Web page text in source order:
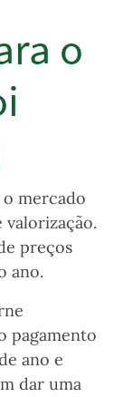
o
o mercado
valorização.
preços
ano.
pagamento
ano e
dar uma